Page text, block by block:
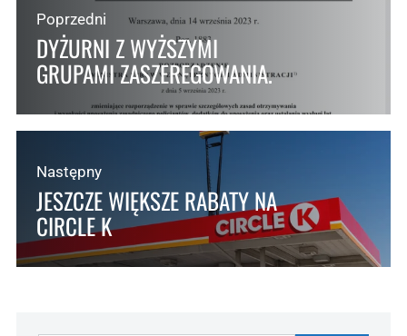
Poprzedni
DYŻURNI Z WYŻSZYMI
GRUPAMI ZASZEREGOWANIA.
Następny
JESZCZE WIĘKSZE RABATY NA
CIRCLE K